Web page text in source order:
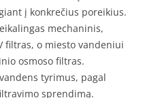
į konkrečius poreikius.
mechaninis,
filtras, o miesto vandeniui
osmoso filtras.
tyrimus, pagal
sprendimą.